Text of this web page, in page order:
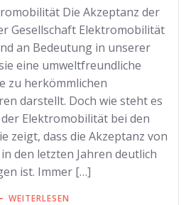
Die Akzeptanz der
Gesellschaft Elektromobilität
an Bedeutung in unserer
eine umweltfreundliche
zu herkömmlichen
darstellt. Doch wie steht es
Elektromobilität bei den
zeigt, dass die Akzeptanz von
den letzten Jahren deutlich
ist. Immer […]
WEITERLESEN